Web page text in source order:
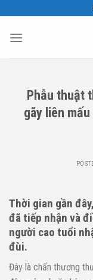
content
Phẫu thuật
gãy liên
Thời gian gần
đã tiếp nhận và
người cao tuổi
đùi.
Đây là chấn thương